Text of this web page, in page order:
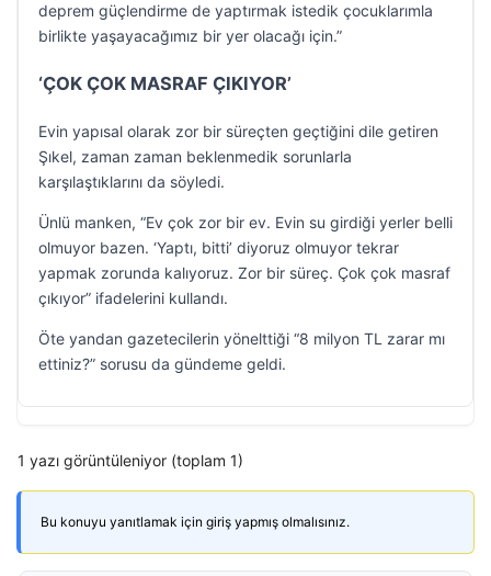
deprem güçlendirme de yaptırmak istedik çocuklarımla
birlikte yaşayacağımız bir yer olacağı için.”
‘ÇOK ÇOK MASRAF ÇIKIYOR’
Evin yapısal olarak zor bir süreçten geçtiğini dile getiren
Şıkel, zaman zaman beklenmedik sorunlarla
karşılaştıklarını da söyledi.
Ünlü manken, “Ev çok zor bir ev. Evin su girdiği yerler belli
olmuyor bazen. ‘Yaptı, bitti’ diyoruz olmuyor tekrar
yapmak zorunda kalıyoruz. Zor bir süreç. Çok çok masraf
çıkıyor” ifadelerini kullandı.
Öte yandan gazetecilerin yönelttiği “8 milyon TL zarar mı
ettiniz?” sorusu da gündeme geldi.
1 yazı görüntüleniyor (toplam 1)
Bu konuyu yanıtlamak için giriş yapmış olmalısınız.